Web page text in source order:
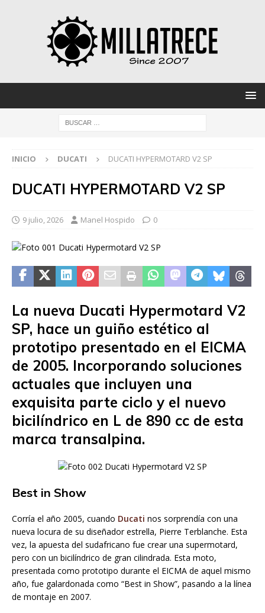
INICIO DUCATI DUCATI HYPERMOTARD V2 SP
DUCATI HYPERMOTARD V2 SP
9 julio, 2026 Manel Hospido 0
La nueva Ducati Hypermotard V2
SP, hace un guiño estético al
prototipo presentado en el EICMA
de 2005. Incorporando soluciones
actuales que incluyen una
exquisita parte ciclo y el nuevo
bicilíndrico en L de 890 cc de esta
marca transalpina.
Best in Show
Corría el año 2005, cuando Ducati nos sorprendía con una
nueva locura de su diseñador estrella, Pierre Terblanche. Esta
vez, la apuesta del sudafricano fue crear una supermotard,
pero con un bicilíndrico de gran cilindrada. Esta moto,
presentada como prototipo durante el EICMA de aquel mismo
año, fue galardonada como “Best in Show”, pasando a la línea
de montaje en 2007.